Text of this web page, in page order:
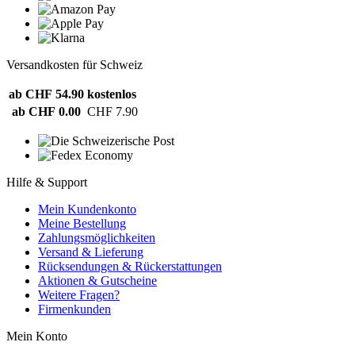
Versandkosten für Schweiz
ab CHF 54.90 kostenlos
ab CHF 0.00 CHF 7.90
Hilfe & Support
Mein Kundenkonto
Meine Bestellung
Zahlungsmöglichkeiten
Versand & Lieferung
Rücksendungen & Rückerstattungen
Aktionen & Gutscheine
Weitere Fragen?
Firmenkunden
Mein Konto